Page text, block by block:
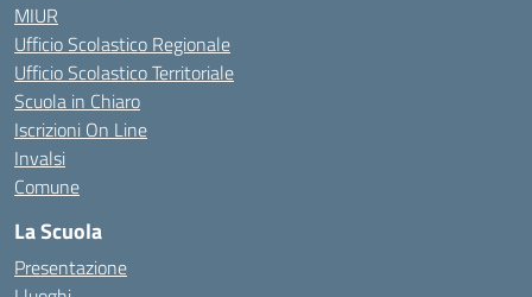
MIUR
Ufficio Scolastico Regionale
Ufficio Scolastico Territoriale
Scuola in Chiaro
Iscrizioni On Line
Invalsi
Comune
La Scuola
Presentazione